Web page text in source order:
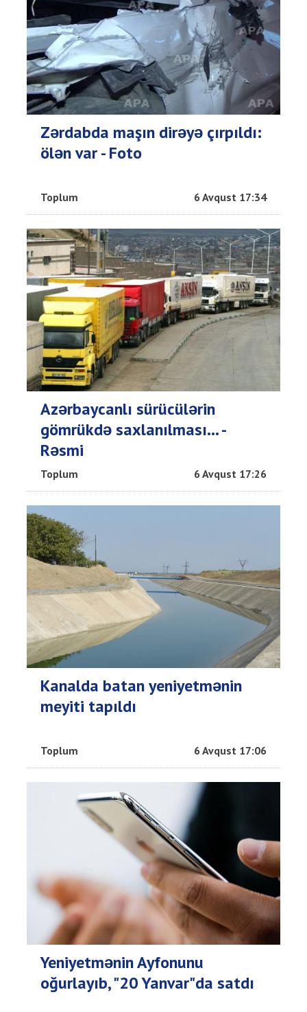
Zərdabda maşın dirəyə çırpıldı:
ölən var - Foto
Toplum 6 Avqust 17:34
Azərbaycanlı sürücülərin
gömrükdə saxlanılması... -
Rəsmi
Toplum 6 Avqust 17:26
Kanalda batan yeniyetmənin
meyiti tapıldı
Toplum 6 Avqust 17:06
Yeniyetmənin Ayfonunu
oğurlayıb, "20 Yanvar"da satdı